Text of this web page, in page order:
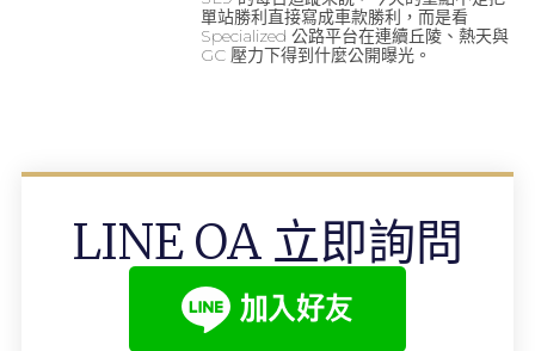
單站勝利直接寫成車款勝利，而是看
Specialized 公路平台在連續丘陵、熱天與
GC 壓力下得到什麼公開曝光。
LINE OA 立即詢問